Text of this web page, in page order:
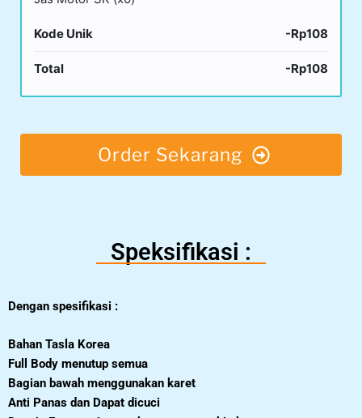
Kode Unik -Rp108
Total -Rp108
Order Sekarang
Speksifikasi :
Dengan spesifikasi :
Bahan Tasla Korea
Full Body menutup semua
Bagian bawah menggunakan karet
Anti Panas dan Dapat dicuci